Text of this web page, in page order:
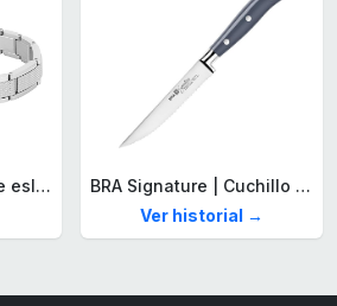
Lacoste Brazalete de eslabón para Hombre Colección STENCIL de Acero inoxidable
BRA Signature | Cuchillo tomatero 120 mm, Acero Inoxidable alemán forjado con Molibdeno Vanadio, Mango Remachado ABS, Diseño Ergonómico, Hoja 1,6 mm espesor
Ver historial →